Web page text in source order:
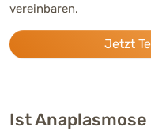
vereinbaren.
Jetzt
Ist